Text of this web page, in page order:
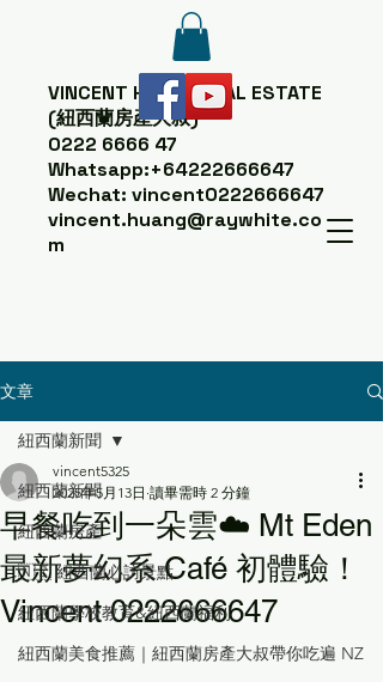
VINCENT HUANGREAL ESTATE
(紐西蘭房產大叔)
0222 6666 47
Whatsapp:+64222666647
Wechat: vincent0222666647
vincent.huang@raywhite.co
m
文章
紐西蘭新聞
紐西蘭房產
🇳🇿 紐西蘭必訪景點
紐西蘭學校教育&紐西蘭福利
紐西蘭美食推薦｜紐西蘭房產大叔帶你吃遍 NZ
紐西蘭新聞
早餐吃到一朵雲☁️ Mt Eden
最新夢幻系 Café 初體驗！
Vincent 0222666647
vincent5325
2025年5月13日 讀畢需時 2 分鐘